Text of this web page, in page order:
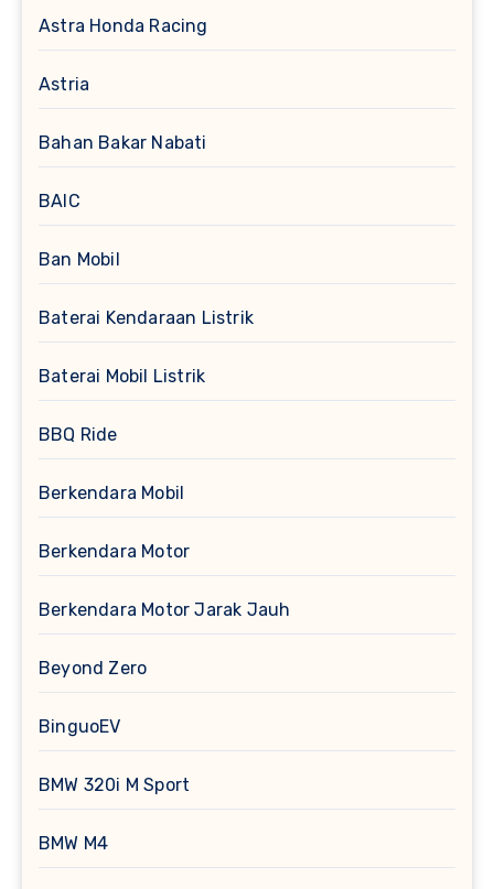
Astra Honda Racing
Astria
Bahan Bakar Nabati
BAIC
Ban Mobil
Baterai Kendaraan Listrik
Baterai Mobil Listrik
BBQ Ride
Berkendara Mobil
Berkendara Motor
Berkendara Motor Jarak Jauh
Beyond Zero
BinguoEV
BMW 320i M Sport
BMW M4